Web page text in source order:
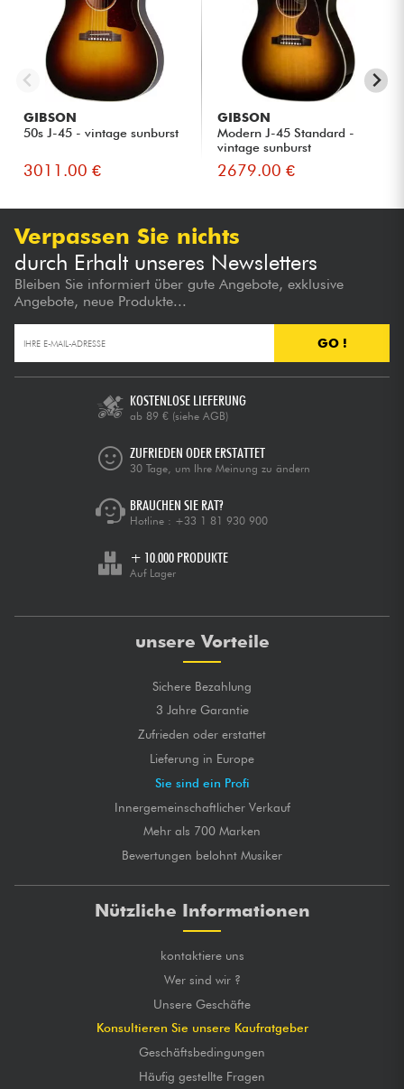
GIBSON
50s J-45 - vintage sunburst
3011.00 €
GIBSON
Modern J-45 Standard -
vintage sunburst
2679.00 €
Verpassen Sie nichts
durch Erhalt unseres Newsletters
Bleiben Sie informiert über gute Angebote, exklusive
Angebote, neue Produkte...
GO !
KOSTENLOSE LIEFERUNG
ab 89 € (siehe AGB)
ZUFRIEDEN ODER ERSTATTET
30 Tage, um Ihre Meinung zu ändern
BRAUCHEN SIE RAT?
Hotline : +33 1 81 930 900
+ 10.000 PRODUKTE
Auf Lager
unsere Vorteile
Sichere Bezahlung
3 Jahre Garantie
Zufrieden oder erstattet
Lieferung in Europe
Sie sind ein Profi
Innergemeinschaftlicher Verkauf
Mehr als 700 Marken
Bewertungen belohnt Musiker
Nützliche Informationen
kontaktiere uns
Wer sind wir ?
Unsere Geschäfte
Konsultieren Sie unsere Kaufratgeber
Geschäftsbedingungen
Häufig gestellte Fragen